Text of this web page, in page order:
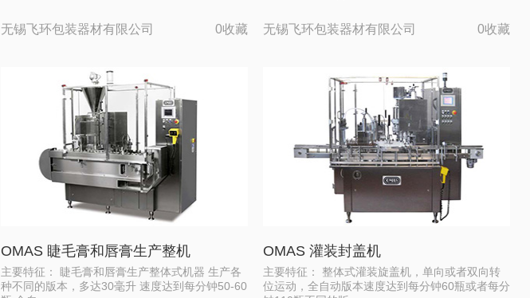
无锡飞环包装器材有限公司 0收藏 无锡飞环包装器材有限公司 0收藏
OMAS 睫毛膏和唇膏生产整机
主要特征： 睫毛膏和唇膏生产整体式机器 生产各
种不同的版本，多达30毫升 速度达到每分钟50-60
OMAS 灌装封盖机
主要特征： 整体式灌装旋盖机，单向或者双向转
位运动，全自动版本速度达到每分钟60瓶或者每分